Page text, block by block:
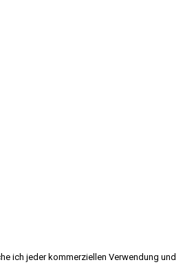
ich jeder kommerziellen Verwendung und